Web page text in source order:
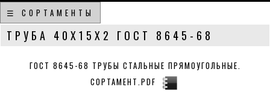
☰ СОРТАМЕНТЫ
ТРУБА 40Х15Х2 ГОСТ 8645-68
ГОСТ 8645-68 ТРУБЫ СТАЛЬНЫЕ ПРЯМОУГОЛЬНЫЕ.
СОРТАМЕНТ.PDF